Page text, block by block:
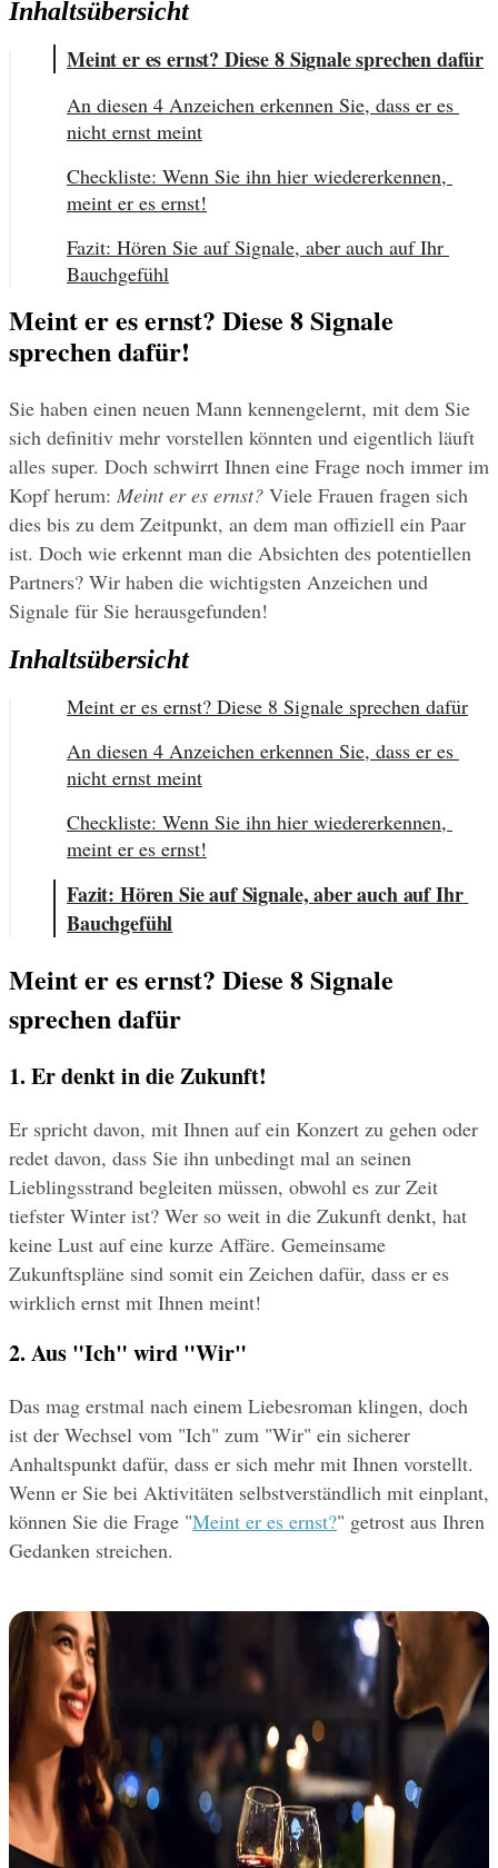
Inhaltsübersicht
Meint er es ernst? Diese 8 Signale sprechen dafür
An diesen 4 Anzeichen erkennen Sie, dass er es
nicht ernst meint
Checkliste: Wenn Sie ihn hier wiedererkennen,
meint er es ernst!
Fazit: Hören Sie auf Signale, aber auch auf Ihr
Bauchgefühl
Meint er es ernst? Diese 8 Signale
sprechen dafür!
Sie haben einen neuen Mann kennengelernt, mit dem Sie
sich definitiv mehr vorstellen könnten und eigentlich läuft
alles super. Doch schwirrt Ihnen eine Frage noch immer im
Kopf herum: Meint er es ernst? Viele Frauen fragen sich
dies bis zu dem Zeitpunkt, an dem man offiziell ein Paar
ist. Doch wie erkennt man die Absichten des potentiellen
Partners? Wir haben die wichtigsten Anzeichen und
Signale für Sie herausgefunden!
Inhaltsübersicht
Meint er es ernst? Diese 8 Signale sprechen dafür
An diesen 4 Anzeichen erkennen Sie, dass er es
nicht ernst meint
Checkliste: Wenn Sie ihn hier wiedererkennen,
meint er es ernst!
Fazit: Hören Sie auf Signale, aber auch auf Ihr
Bauchgefühl
Meint er es ernst? Diese 8 Signale
sprechen dafür
1. Er denkt in die Zukunft!
Er spricht davon, mit Ihnen auf ein Konzert zu gehen oder
redet davon, dass Sie ihn unbedingt mal an seinen
Lieblingsstrand begleiten müssen, obwohl es zur Zeit
tiefster Winter ist? Wer so weit in die Zukunft denkt, hat
keine Lust auf eine kurze Affäre. Gemeinsame
Zukunftspläne sind somit ein Zeichen dafür, dass er es
wirklich ernst mit Ihnen meint!
2. Aus "Ich" wird "Wir"
Das mag erstmal nach einem Liebesroman klingen, doch
ist der Wechsel vom "Ich" zum "Wir" ein sicherer
Anhaltspunkt dafür, dass er sich mehr mit Ihnen vorstellt.
Wenn er Sie bei Aktivitäten selbstverständlich mit einplant,
können Sie die Frage "Meint er es ernst?" getrost aus Ihren
Gedanken streichen.